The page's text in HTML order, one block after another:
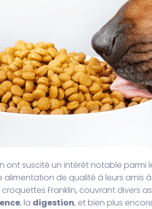
ont suscité un intérêt notable
alimentation de qualité à leurs amis
Franklin, couvrant divers
, la digestion, et bien plus